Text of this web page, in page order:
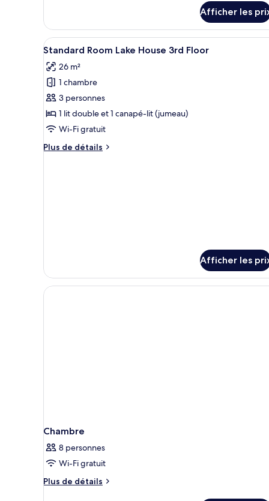
vue
sur
la
piscine,
rez-
de-
chaussée
Chambre
familiale,
vue
la
piscine,
rez-
de-
chaussée
Afficher les
Afficher
toutes
les
photos
pour
ce
type
chambre :
Une chambre d’hôtel
3
Standard Room Lake House 3rd Floor
26 m²
1 chambre
3 personnes
1 lit double et 1 canapé-lit (jumeau)
Wi-Fi gratuit
Plus de détails
Plus
Afficher les
Chambre
8 personnes
Wi-Fi gratuit
Plus de détails
Plus